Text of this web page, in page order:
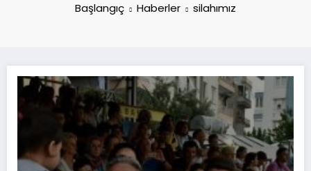
Başlangıç Haberler silahımız